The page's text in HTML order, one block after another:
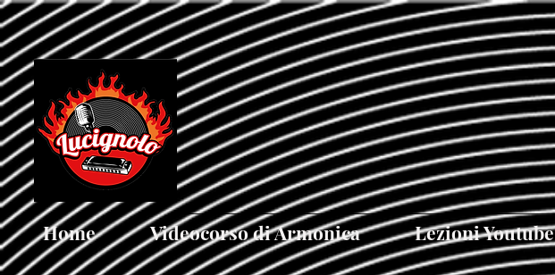
[google5752d089b3584a1d.html]
Home Videocorso di Armonica Lezioni Youtube